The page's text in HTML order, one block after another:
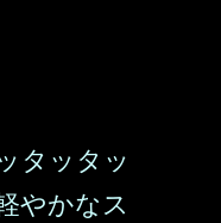
タッタッ
やかなス